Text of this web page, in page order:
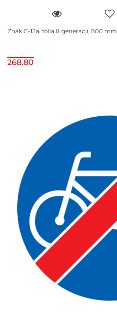
Znak C-13a, folia II generacji, 800 mm
268.80